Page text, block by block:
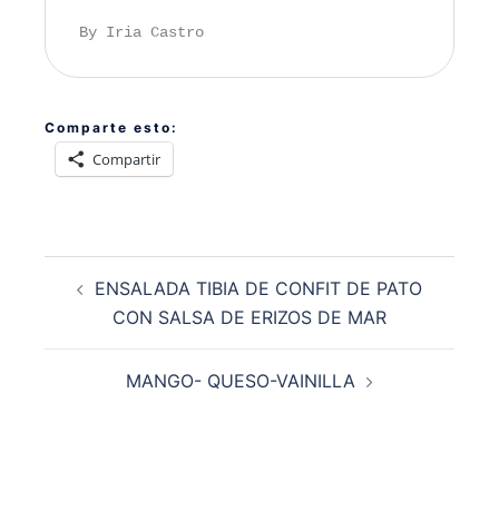
By Iria Castro
Comparte esto:
Compartir
entradas
ENSALADA TIBIA DE CONFIT DE PATO
CON SALSA DE ERIZOS DE MAR
MANGO- QUESO-VAINILLA